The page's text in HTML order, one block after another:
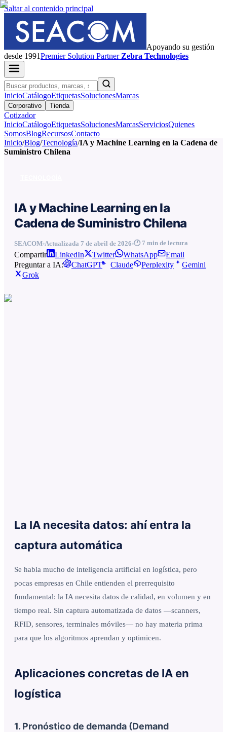
Saltar al contenido principal
Apoyando su gestión
desde 1991PremierSolution Partner Zebra Technologies
InicioCatálogoEtiquetasSolucionesMarcas
Corporativo Tienda
Cotizador
InicioCatálogoEtiquetasSolucionesMarcasServiciosQuienes
SomosBlogRecursosContacto
Inicio/Blog/Tecnología/IA y Machine Learning en la Cadena de
Suministro Chilena
IA y Machine Learning en la
Cadena de Suministro Chilena
SEACOM Actualizada 7 de abril de 2026 🕐 7 min de lectura
Compartir LinkedIn Twitter WhatsApp
Email
Preguntar a IA:
ChatGPT Claude Perplexity
Gemini
Grok
La IA necesita datos: ahí entra la
captura automática
Se habla mucho de inteligencia artificial en logística, pero
pocas empresas en Chile entienden el prerrequisito
fundamental: la IA necesita datos de calidad, en volumen y en
tiempo real. Sin captura automatizada de datos —scanners,
RFID, sensores, terminales móviles— no hay materia prima
para que los algoritmos aprendan y optimicen.
Aplicaciones concretas de IA en
logística
1. Pronóstico de demanda (Demand